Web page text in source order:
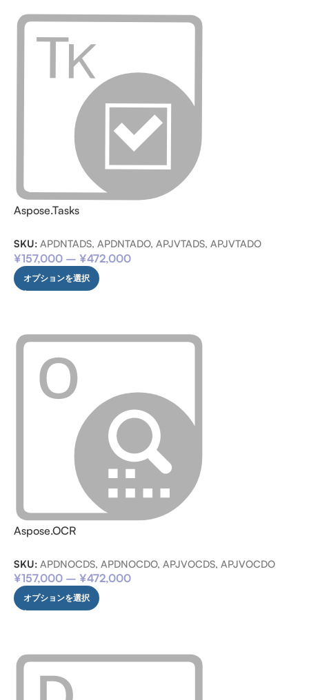
Aspose.Tasks
SKU: APDNTADS, APDNTADO, APJVTADS, APJVTADO
¥157,000 – ¥472,000
オプションを選択
Aspose.OCR
SKU: APDNOCDS, APDNOCDO, APJVOCDS, APJVOCDO
¥157,000 – ¥472,000
オプションを選択